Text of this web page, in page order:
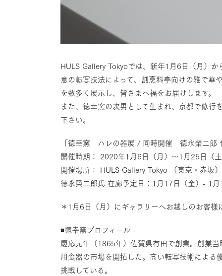
HULS Gallery Tokyoでは、新年1月6日（月）
意の転写技法によって、割烹料亭向けの雅で華
を数多く展示し、皆さまへ福をお届けします。
また、徳幸窯の次男として生まれ、京都で修
下さい。
「徳幸窯 ハレの器展 / 同時開催 徳永榮二郎
開催時期： 2020年1月6日（月）〜1月25日（
開催場所： HULS Gallery Tokyo （東京・赤坂）
徳永榮二郎氏 在廊予定日：1月17日（金）- 1
＊1月6日（月）にギャラリーへお越しのお客
◾️徳幸窯プロフィール
慶応元年（1865年）佐賀県有田で創業。創業
用食器の市場を開拓した。高い転写技術によ
挑戦している。